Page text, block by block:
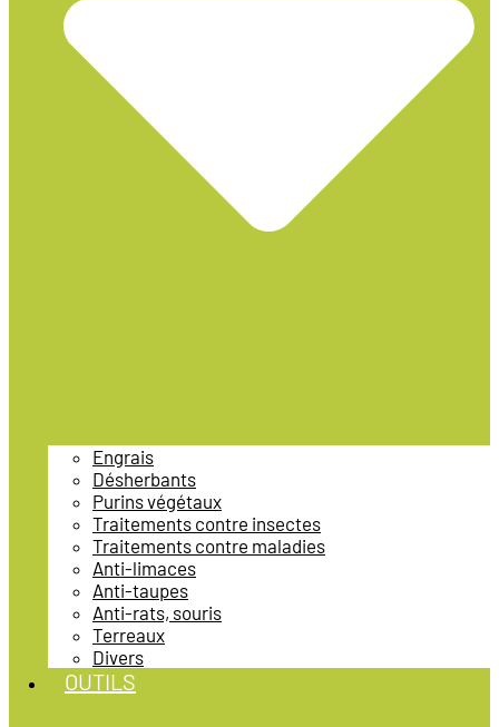
Engrais
Désherbants
Purins végétaux
Traitements contre insectes
Traitements contre maladies
Anti-limaces
Anti-taupes
Anti-rats, souris
Terreaux
Divers
OUTILS